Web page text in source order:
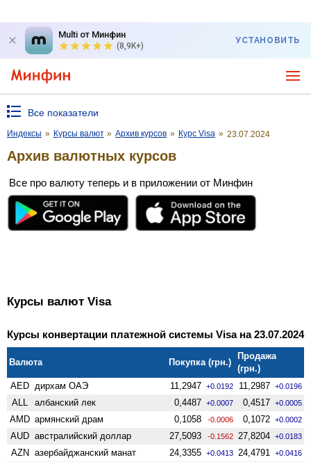
Multi от Минфин
(8,9K+)
УСТАНОВИТЬ
Все показатели
Индексы » Курсы валют » Архив курсов » Курс Visa » 23.07.2024
Архив валютных курсов
Все про валюту теперь и в приложении от Минфин
Курсы валют Visa
Курсы конвертации платежной системы Visa на 23.07.2024
Валюта Покупка (грн.)
Продажа
(грн.)
AED дирхам ОАЭ 11,2947 +0.0192 11,2987 +0.0196
ALL албанский лек 0,4487 +0.0007 0,4517 +0.0005
AMD армянский драм 0,1058 -0.0006 0,1072 +0.0002
AUD австралийский доллар 27,5093 -0.1562 27,8204 +0.0183
AZN азербайджанский манат 24,3355 +0.0413 24,4791 +0.0416